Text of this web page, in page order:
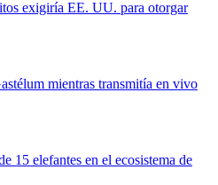
exigiría EE. UU. para otorgar
mientras transmitía en vivo
15 elefantes en el ecosistema de